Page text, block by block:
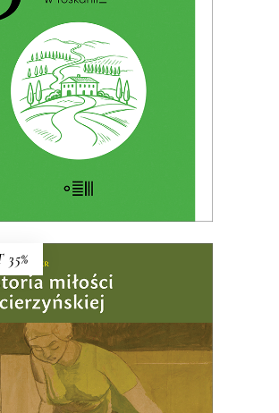
E-BOOK DO KOSZYKA
zł 32.49
KSIĄŻKA DO KOSZYKA
HISTORIA MIŁOŚCI
MACIERZYŃSKIEJ